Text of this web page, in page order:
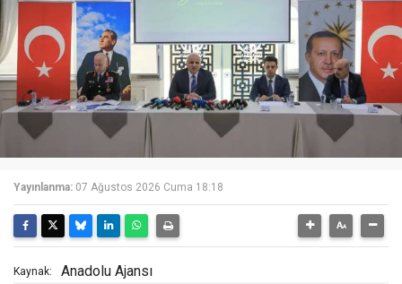
Yayınlanma: 07 Ağustos 2026 Cuma 18:18
Kaynak: Anadolu Ajansı